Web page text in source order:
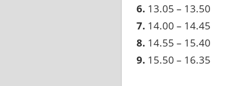
6. 13.05 – 13.50
7. 14.00 – 14.45
8. 14.55 – 15.40
9. 15.50 – 16.35